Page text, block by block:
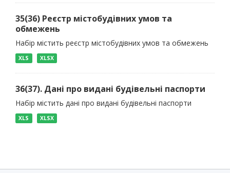
35(36) Реєстр містобудівних умов та
обмежень
Набір містить реєстр містобудівних умов та обмежень
XLS XLSX
36(37). Дані про видані будівельні паспорти
Набір містить дані про видані будівельні паспорти
XLS XLSX